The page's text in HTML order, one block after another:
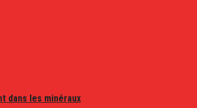
dans les minéraux